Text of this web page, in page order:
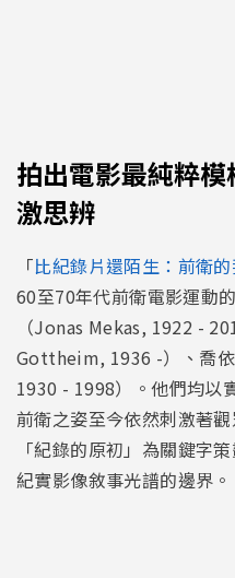
拍出電影最純粹
激思辨
「比紀錄片還陌生：前衛
60至70年代前衛電影運動
（Jonas Mekas, 1922 -
Gottheim, 1936 -）、喬
1930 - 1998）。他們均以
前衛之姿至今依然刺激著
「紀錄的原初」為關鍵字
紀實影像敘事光譜的邊界。